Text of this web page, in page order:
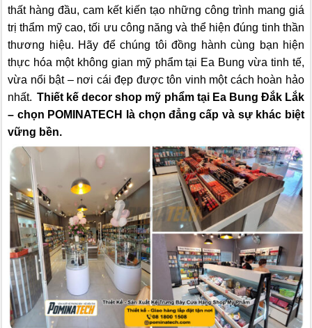
thất hàng đầu, cam kết kiến tạo những công trình mang giá
trị thẩm mỹ cao, tối ưu công năng và thể hiện đúng tinh thần
thương hiệu. Hãy để chúng tôi đồng hành cùng bạn hiện
thực hóa một không gian mỹ phẩm tại Ea Bung vừa tinh tế,
vừa nổi bật – nơi cái đẹp được tôn vinh một cách hoàn hảo
nhất. Thiết kế decor shop mỹ phẩm tại Ea Bung Đắk Lắk
– chọn POMINATECH là chọn đẳng cấp và sự khác biệt
vững bền.